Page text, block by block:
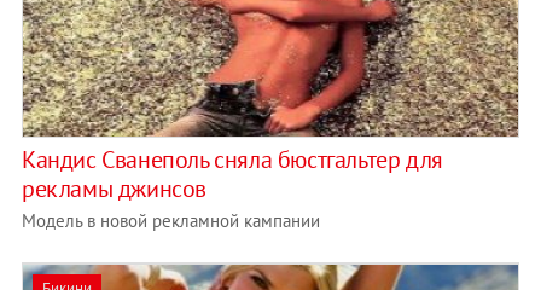
Кандис Сванеполь сняла бюстгальтер для
рекламы джинсов
Модель в новой рекламной кампании